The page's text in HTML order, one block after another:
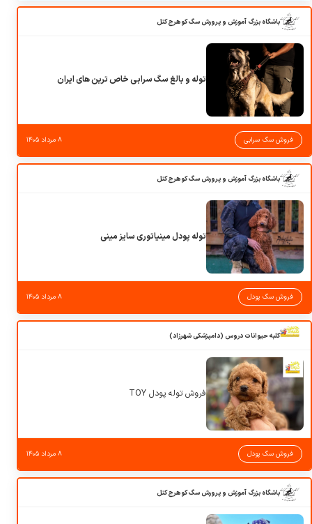
باشگاه بزرگ آموزش و پرورش سگ کوهرج کنل
توله و بالغ سگ سرابی خاص ترین های ایران
فروش سگ سرابی ۸ مرداد ۱۴۰۵
باشگاه بزرگ آموزش و پرورش سگ کوهرج کنل
توله پودل مینیاتوری سایز مینی
فروش سگ پودل ۸ مرداد ۱۴۰۵
کلبه حیوانات دروس (دامپزشکی شهرزاد)
فروش توله پودل TOY
فروش سگ پودل ۸ مرداد ۱۴۰۵
باشگاه بزرگ آموزش و پرورش سگ کوهرج کنل